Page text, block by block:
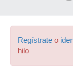
Regístrate o
hilo